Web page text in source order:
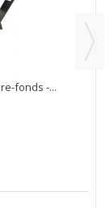
fonds -...